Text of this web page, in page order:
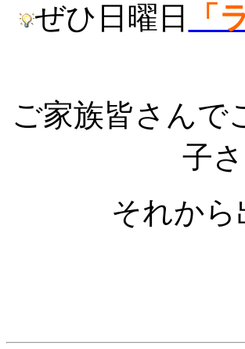
ぜひ日曜日
「
ご家族皆さんで
子
それか